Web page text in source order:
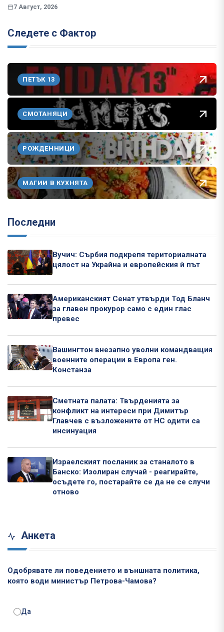
7 Август, 2026
Следете с Фактор
ПЕТЪК 13
СМОТАНЯЦИ
РОЖДЕННИЦИ
МАГИИ В КУХНЯТА
Последни
Вучич: Сърбия подкрепя териториалната
цялост на Украйна и европейския ѝ път
Американският Сенат утвърди Тод Бланч
за главен прокурор само с един глас
превес
Вашингтон внезапно уволни командващия
военните операции в Европа ген.
Констанза
Сметната палата: Твърденията за
конфликт на интереси при Димитър
Главчев с възложените от НС одити са
инсинуация
Израелският посланик за станалото в
Банско: Изолиран случай - реагирайте,
осъдете го, постарайте се да не се случи
отново
Анкета
Одобрявате ли поведението и външната политика,
която води министър Петрова-Чамова?
Да